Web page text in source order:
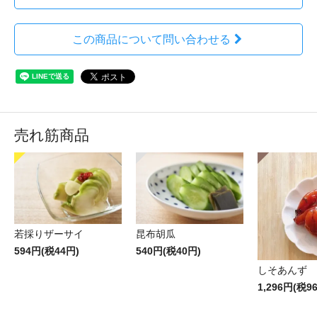
この商品について問い合わせる
売れ筋商品
若採りザーサイ
594円(税44円)
昆布胡瓜
540円(税40円)
しそあんず
1,296円(税